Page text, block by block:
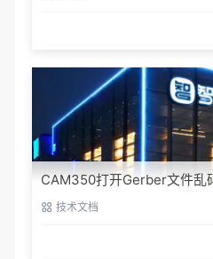
CAM350打开Gerber文件乱
避坑指南
技术文档